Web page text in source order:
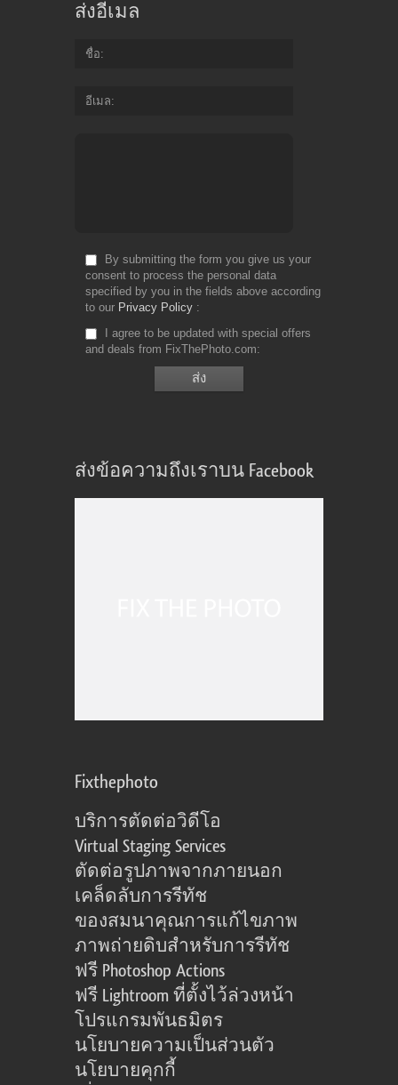
ส่งอีเมล
ชื่อ
อีเมล
By submitting the form you give us your
consent to process the personal data
specified by you in the fields above according
to our Privacy Policy
I agree to be updated with special offers
and deals from FixThePhoto.com
ส่งข้อความถึงเราบน Facebook
Fixthephoto
บริการตัดต่อวิดีโอ
Virtual Staging Services
ตัดต่อรูปภาพจากภายนอก
เคล็ดลับการรีทัช
ของสมนาคุณการแก้ไขภาพ
ภาพถ่ายดิบสำหรับการรีทัช
ฟรี Photoshop Actions
ฟรี Lightroom ที่ตั้งไว้ล่วงหน้า
โปรแกรมพันธมิตร
นโยบายความเป็นส่วนตัว
นโยบายคุกกี้